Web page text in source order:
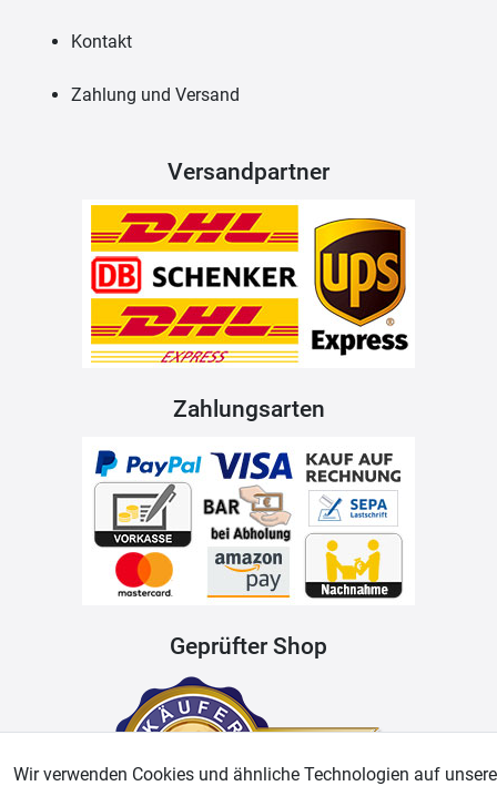
Kontakt
Zahlung und Versand
Versandpartner
Zahlungsarten
Geprüfter Shop
Wir verwenden Cookies und ähnliche Technologien auf